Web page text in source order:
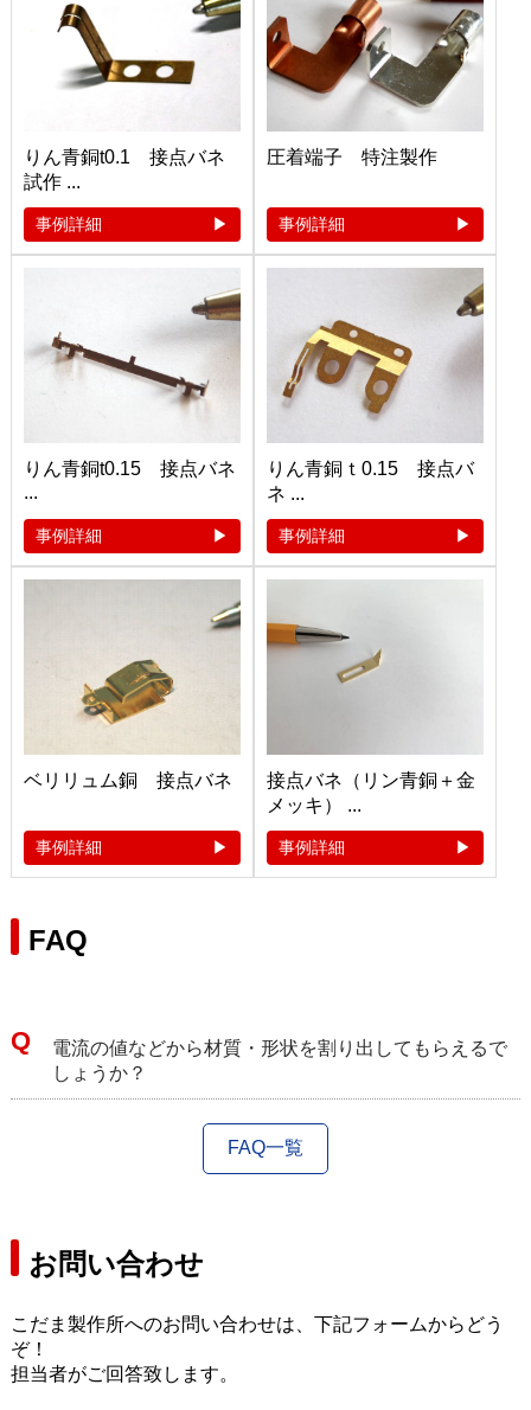
りん青銅t0.1 接点バネ
試作 ...
事例詳細
圧着端子 特注製作
事例詳細
りん青銅t0.15 接点バネ
...
事例詳細
りん青銅ｔ0.15 接点バ
ネ ...
事例詳細
ベリリュム銅 接点バネ
事例詳細
接点バネ（リン青銅＋金
メッキ） ...
事例詳細
FAQ
電流の値などから材質・形状を割り出してもらえるで
しょうか？
FAQ一覧
お問い合わせ
こだま製作所へのお問い合わせは、下記フォームからどう
ぞ！
担当者がご回答致します。